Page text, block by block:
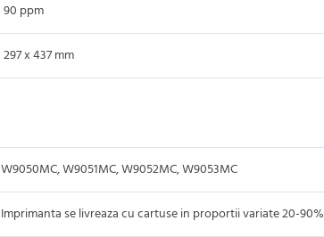
90 ppm
297 x 437 mm
W9050MC, W9051MC, W9052MC, W9053MC
Imprimanta se livreaza cu cartuse in proportii variate 20-90%